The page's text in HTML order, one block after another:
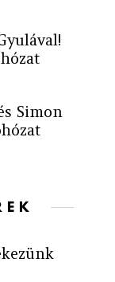
Simon